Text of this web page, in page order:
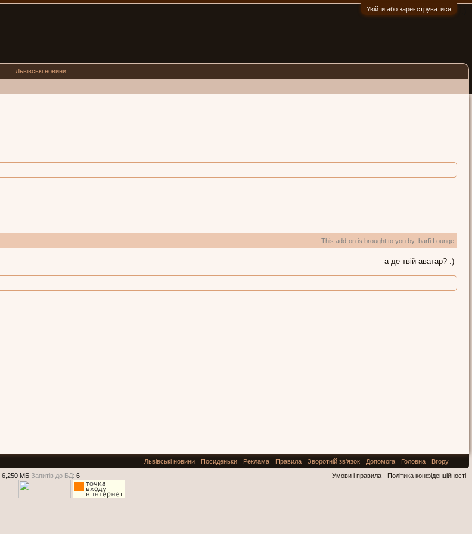
Увійти або зареєструватися
This add-on is brought to you by: barfi Lounge
а де твій аватар? :)
Львівські новини
Львівські новини Посиденьки Реклама Правила Зворотній зв'язок Допомога Головна
Вгору
Умови і правила
Політика конфіденційності
6,250 МБ Запитів до БД: 6